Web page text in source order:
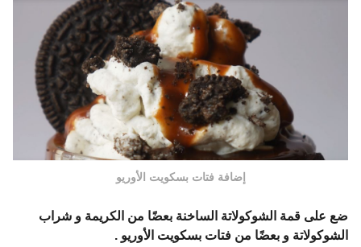
إضافة فتات بسكويت الأوريو
ضع على قمة الشوكولاتة الساخنة بعضًا من الكريمة و شراب
الشوكولاتة و بعضًا من فتات بسكويت الأوريو .